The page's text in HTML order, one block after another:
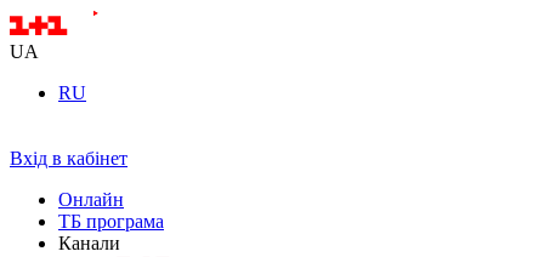
UA
RU
Вхід в кабінет
Онлайн
ТБ програма
Канали